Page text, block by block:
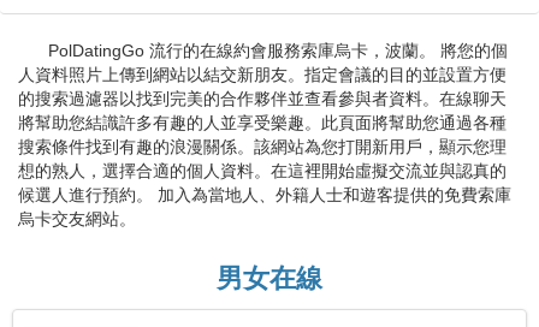
PolDatingGo 流行的在線約會服務索庫烏卡，波蘭。 將您的個
人資料照片上傳到網站以結交新朋友。指定會議的目的並設置方便
的搜索過濾器以找到完美的合作夥伴並查看參與者資料。在線聊天
將幫助您結識許多有趣的人並享受樂趣。此頁面將幫助您通過各種
搜索條件找到有趣的浪漫關係。該網站為您打開新用戶，顯示您理
想的熟人，選擇合適的個人資料。在這裡開始虛擬交流並與認真的
候選人進行預約。 加入為當地人、外籍人士和遊客提供的免費索庫
烏卡交友網站。
男女在線